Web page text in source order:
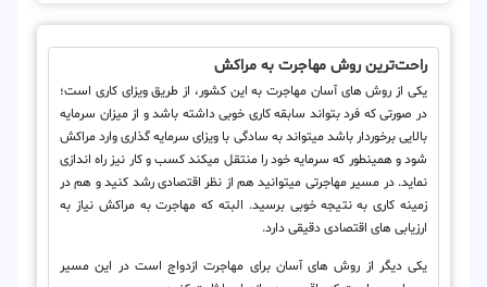
راحت‌ترین روش مهاجرت به مراکش
یکی از روش های آسان مهاجرت به این کشور، از طریق ویزای کاری است؛
در صورتی که فرد بتواند سابقه کاری خوبی داشته باشد و از میزان سرمایه
بالایی برخوردار باشد می‎تواند به سادگی با ویزای سرمایه گذاری وارد مراکش
شود و همینطور که سرمایه خود را منتقل می‎کند کسب و کار نیز راه اندازی
نماید. در مسیر مهاجرتی می‎توانید هم از نظر اقتصادی رشد کنید و هم در
زمینه کاری به نتیجه خوبی برسید. البته که مهاجرت به مراکش نیاز به
ارزیابی های اقتصادی دقیقی دارد.
یکی دیگر از روش های آسان برای مهاجرت ازدواج است در این مسیر